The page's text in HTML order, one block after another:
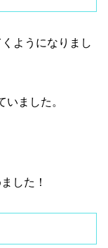
ようになりまし
ました。
した！